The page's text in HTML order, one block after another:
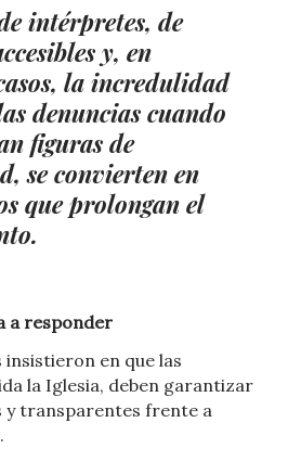
intérpretes, de
y, en
la incredulidad
denuncias cuando
figuras de
se convierten en
que prolongan el
a responder
en que las
la Iglesia, deben garantizar
y transparentes frente a